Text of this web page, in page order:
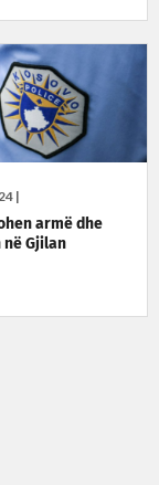
|
armë dhe
në Gjilan